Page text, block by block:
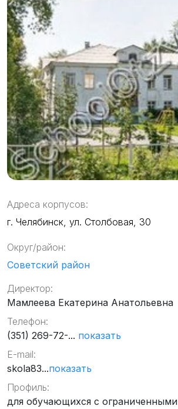
Адреса корпусов:
г. Челябинск, ул. Столбовая, 30
Округ/район:
Советский район
Директор:
Мамлеева Екатерина Анатольевна
Телефон:
(351) 269-72-... показать
E-mail:
skola83...показать
Профиль:
для обучающихся с ограниченными